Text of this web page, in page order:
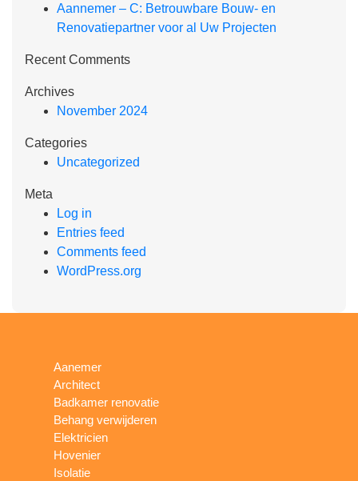
Aannemer – C: Betrouwbare Bouw- en
Renovatiepartner voor al Uw Projecten
Recent Comments
Archives
November 2024
Categories
Uncategorized
Meta
Log in
Entries feed
Comments feed
WordPress.org
Aanemer
Architect
Badkamer renovatie
Behang verwijderen
Elektricien
Hovenier
Isolatie